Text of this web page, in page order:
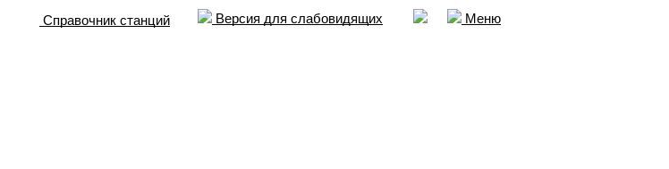
Справочник станций Версия для слабовидящих Меню